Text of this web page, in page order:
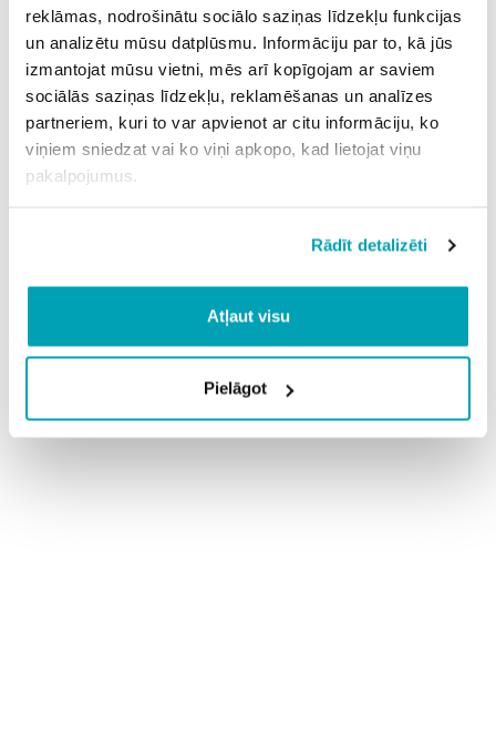
reklāmas, nodrošinātu sociālo saziņas līdzekļu funkcijas
un analizētu mūsu datplūsmu. Informāciju par to, kā jūs
izmantojat mūsu vietni, mēs arī kopīgojam ar saviem
sociālās saziņas līdzekļu, reklamēšanas un analīzes
partneriem, kuri to var apvienot ar citu informāciju, ko
viņiem sniedzat vai ko viņi apkopo, kad lietojat viņu
pakalpojumus.
Rādīt detalizēti
Atļaut visu
Pielāgot
Rockies vs. nationals
North dakota state oral roberts
Evenyourodds
Lincoln logs sandwiches
Recent Comments